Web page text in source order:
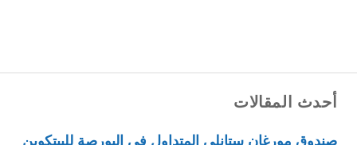
أحدث المقالات
صندوق مورغان ستانلي المتداول في البورصة للبيتكوين